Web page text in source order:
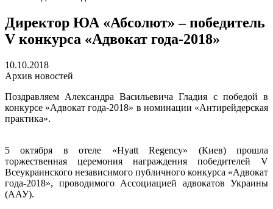
Директор ЮА «Абсолют» – победитель
V конкурса «Адвокат года-2018»
10.10.2018
Архив новостей
Поздравляем Александра Васильевича Гладия с победой в
конкурсе «Адвокат года-2018» в номинации «Антирейдерская
практика».
5 октября в отеле «Hyatt Regency» (Киев) прошла
торжественная церемония награждения победителей V
Всеукраинского независимого публичного конкурса «Адвокат
года-2018», проводимого Ассоциацией адвокатов Украины
(ААУ).